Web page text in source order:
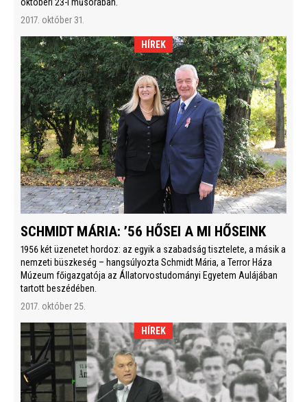
októberi 23-i műsorában.
2017. október 31.
HÍREK
SCHMIDT MÁRIA: ’56 HŐSEI A MI HŐSEINK
1956 két üzenetet hordoz: az egyik a szabadság tisztelete, a másik a
nemzeti büszkeség – hangsúlyozta Schmidt Mária, a Terror Háza
Múzeum főigazgatója az Állatorvostudományi Egyetem Aulájában
tartott beszédében.
2017. október 25.
HÍREK